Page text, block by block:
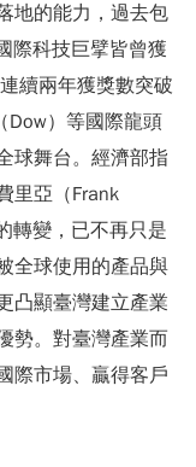
地的能力，過去包
際科技巨擘皆曾獲
續兩年獲獎數突破
Dow）等國際龍頭
球舞台。經濟部指
里亞（Frank
轉變，已不再只是
全球使用的產品與
凸顯臺灣建立產業
勢。對臺灣產業而
際市場、贏得客戶